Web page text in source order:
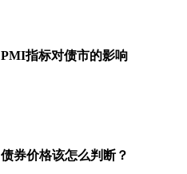
PMI指标对债市的影响
债券价格该怎么判断？